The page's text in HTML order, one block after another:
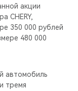
акции
CHERY,
350 000 рублей
480 000
автомобиль
тремя